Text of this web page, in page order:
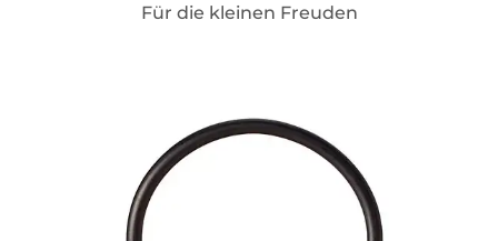
Für die kleinen Freuden